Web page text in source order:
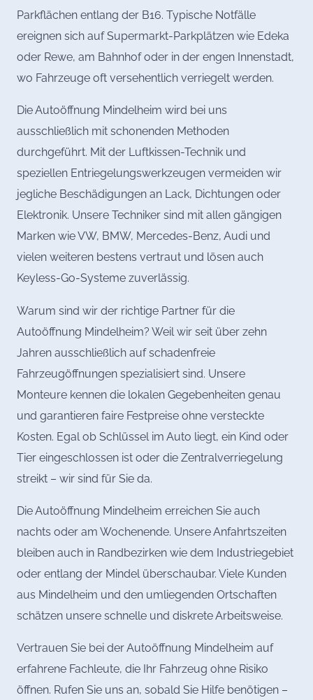
Parkflächen entlang der B16. Typische Notfälle
ereignen sich auf Supermarkt-Parkplätzen wie Edeka
oder Rewe, am Bahnhof oder in der engen Innenstadt,
wo Fahrzeuge oft versehentlich verriegelt werden.
Die Autoöffnung Mindelheim wird bei uns
ausschließlich mit schonenden Methoden
durchgeführt. Mit der Luftkissen-Technik und
speziellen Entriegelungswerkzeugen vermeiden wir
jegliche Beschädigungen an Lack, Dichtungen oder
Elektronik. Unsere Techniker sind mit allen gängigen
Marken wie VW, BMW, Mercedes-Benz, Audi und
vielen weiteren bestens vertraut und lösen auch
Keyless-Go-Systeme zuverlässig.
Warum sind wir der richtige Partner für die
Autoöffnung Mindelheim? Weil wir seit über zehn
Jahren ausschließlich auf schadenfreie
Fahrzeugöffnungen spezialisiert sind. Unsere
Monteure kennen die lokalen Gegebenheiten genau
und garantieren faire Festpreise ohne versteckte
Kosten. Egal ob Schlüssel im Auto liegt, ein Kind oder
Tier eingeschlossen ist oder die Zentralverriegelung
streikt – wir sind für Sie da.
Die Autoöffnung Mindelheim erreichen Sie auch
nachts oder am Wochenende. Unsere Anfahrtszeiten
bleiben auch in Randbezirken wie dem Industriegebiet
oder entlang der Mindel überschaubar. Viele Kunden
aus Mindelheim und den umliegenden Ortschaften
schätzen unsere schnelle und diskrete Arbeitsweise.
Vertrauen Sie bei der Autoöffnung Mindelheim auf
erfahrene Fachleute, die Ihr Fahrzeug ohne Risiko
öffnen. Rufen Sie uns an, sobald Sie Hilfe benötigen –